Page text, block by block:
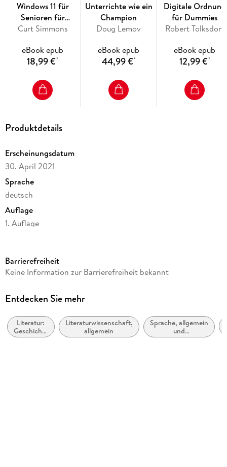
Windows 11 für
Senioren für
Dummies
Curt Simmons
eBook epub
18,99 €*
Unterrichte wie ein
Champion
Doug Lemov
eBook epub
44,99 €*
Digitale Ordnung
für Dummies
Robert Tolksdorf
eBook epub
12,99 €*
Produktdetails
Erscheinungsdatum
30. April 2021
Sprache
deutsch
Auflage
1. Auflage
Dateigröße
Reihe
Autor/Autorin
Michael Will
Barrierefreiheit
Keine Information zur Barrierefreiheit bekannt
Entdecken Sie mehr
Literatur:
Geschichte
und Kritik
Literaturwissenschaft,
allgemein
Sprache, allgemein
und
Nachschlagewerke